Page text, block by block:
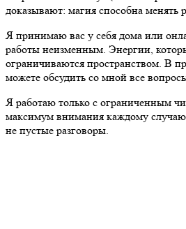
доказывают: магия способна менять
Я принимаю вас у себя дома или
работы неизменным. Энергии,
ограничиваются пространством. В
можете обсудить со мной все
Я работаю только с ограниченным
максимум внимания каждому
не пустые разговоры.